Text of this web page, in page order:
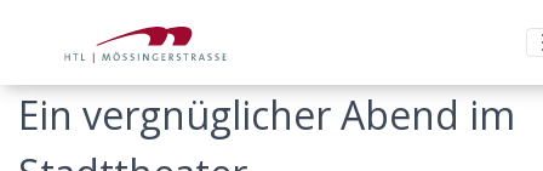
Ein vergnüglicher Abend im